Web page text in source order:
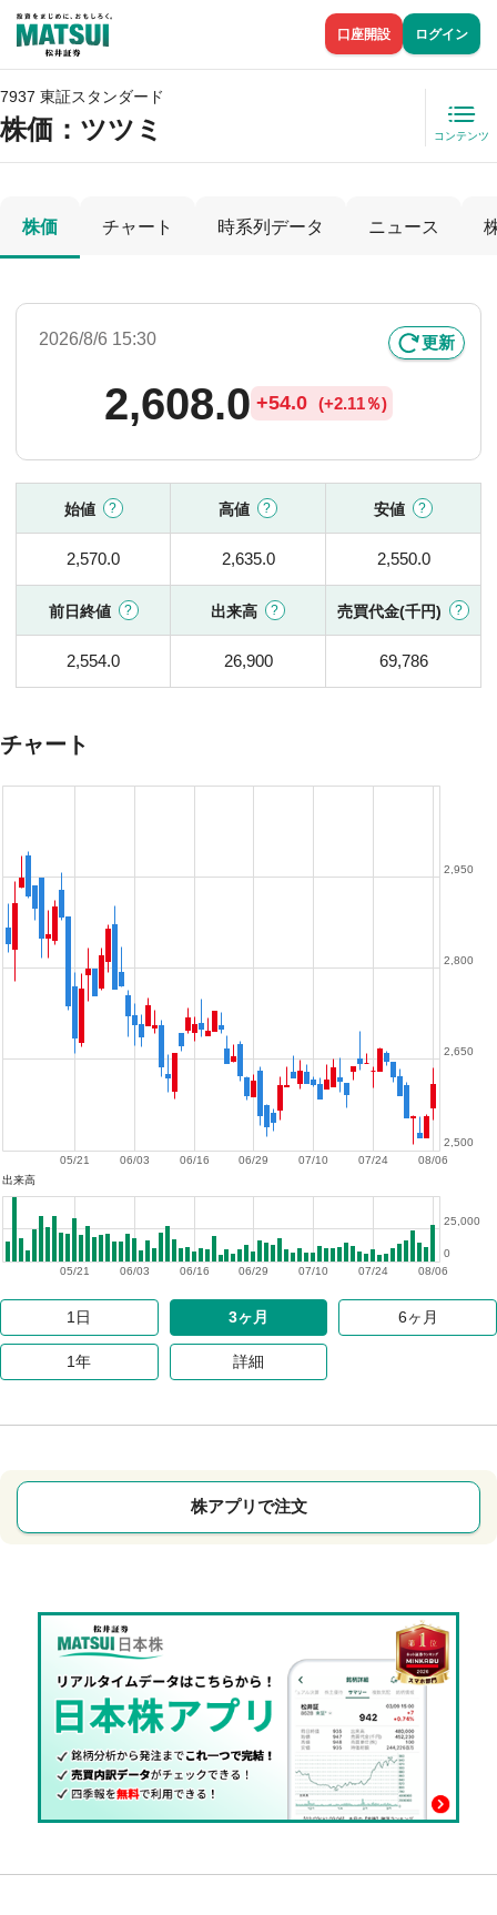
口座開設 ログイン
7937 東証スタンダード
株価 ：ツツミ コンテンツ
株価 チャート 時系列データ ニュース
2026/8/6 15:30 更新
2,608.0 +54.0 (+2.11％)
始値 高値 安値
2,570.0 2,635.0 2,550.0
前日終値 出来高 売買代金(千円)
2,554.0 26,900 69,786
チャート
08/06
07/24
07/10
06/29
06/16
06/03
05/21
2,500
2,650
2,800
2,950
出来高
08/06
07/24
07/10
06/29
06/16
06/03
05/21
0
25,000
1日 3ヶ月 6ヶ月
1年 詳細
株アプリで注文